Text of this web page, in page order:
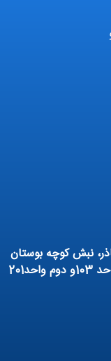
نبش کوچه بوستان
3 غربی، ساختمان اداری آیسان طبقه اول واحد 103و دوم واحد201